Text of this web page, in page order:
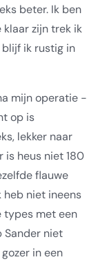
beter. Ik ben
klaar zijn trek ik
blijf ik rustig in
mijn operatie -
op is
lekker naar
is heus niet 180
flauwe
heb niet ineens
types met een
Sander niet
in een